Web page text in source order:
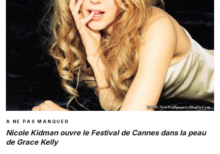
A NE PAS MANQUER
Nicole Kidman ouvre le Festival de Cannes dans la peau
de Grace Kelly